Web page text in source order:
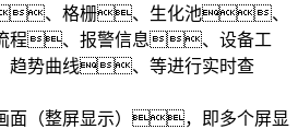
、格栅、生化池、
程、报警信息、设备工
势曲线、等进行实时查
面（整屏显示），即多个屏显